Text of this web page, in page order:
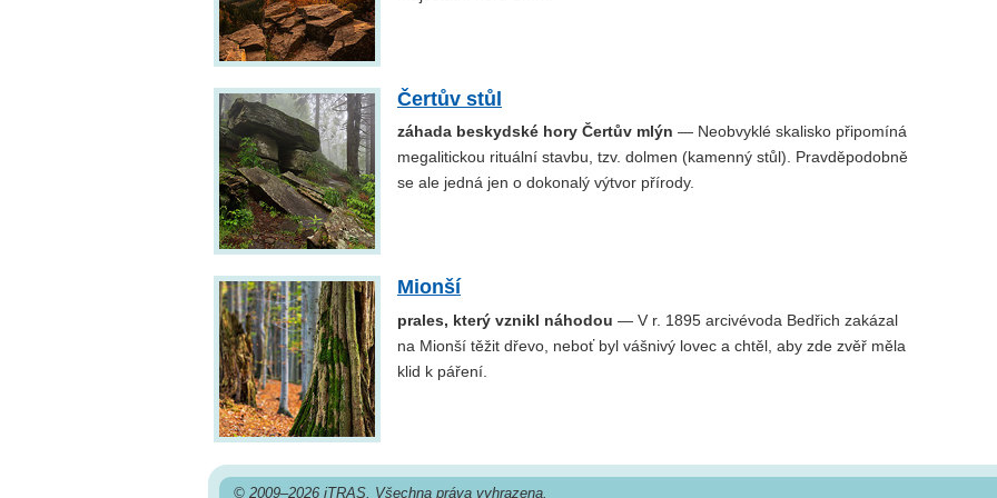
Čertův stůl
záhada beskydské hory Čertův mlýn — Neobvyklé skalisko připomíná
megalitickou rituální stavbu, tzv. dolmen (kamenný stůl). Pravděpodobně
se ale jedná jen o dokonalý výtvor přírody.
Mionší
prales, který vznikl náhodou — V r. 1895 arcivévoda Bedřich zakázal
na Mionší těžit dřevo, neboť byl vášnivý lovec a chtěl, aby zde zvěř měla
klid k páření.
© 2009–2026 iTRAS. Všechna práva vyhrazena.